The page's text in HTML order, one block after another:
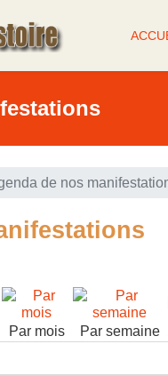
de nos
Par mois Par semaine